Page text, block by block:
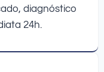
diagnóstico
24h.